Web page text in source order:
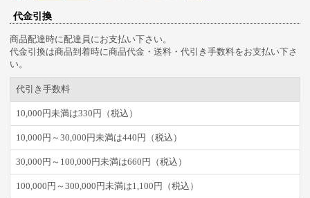
代金引換
商品配達時に配達員にお支払い下さい。
代金引換は商品到着時に商品代金・送料・代引き手数料をお支払い下さ
い。
代引き手数料
10,000円未満は330円（税込）
10,000円～30,000円未満は440円（税込）
30,000円～100,000円未満は660円（税込）
100,000円～300,000円未満は1,100円（税込）